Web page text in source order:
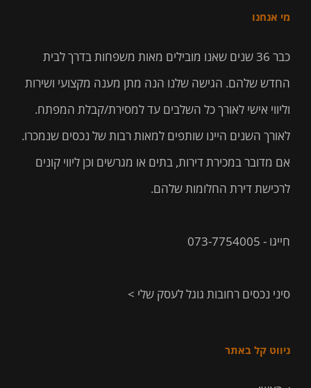
מי אנחנו
כבר 36 שנים שאנו מובילים מאות משפחות בדרך לבית
החדש שלהם. הגישה שלנו הנה מתן מענה מקצועי ושירות
וליווי אישי לאורך כל השלבים עד למסירת/קבלת המפתח.
לאורך השנים היינו שותפים למאות רבות של נכסים שנמכרו.
אם מדובר במכירת דירות, בתים או מגרשים וכן ליווי קונים
לרכישת דירת החלומות שלהם.
חייגו - 073-7754005
סיני נכסים רחובות גוגל לעסק שלי >
ניווט קל באתר